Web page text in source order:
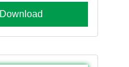
Download